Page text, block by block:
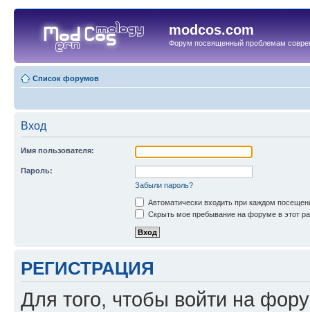
modcos.com
Форум посвященный проблемам
Список форумов
Вход
Имя пользователя:
Пароль:
Забыли пароль?
Автоматически входить при каждом
Скрыть мое пребывание на форуме в этот
РЕГИСТРАЦИЯ
Для того, чтобы войти на